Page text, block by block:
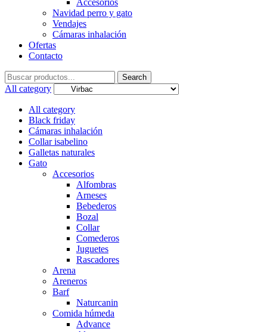
Accesorios
Navidad perro y gato
Vendajes
Cámaras inhalación
Ofertas
Contacto
Search
for:
Search
All category
All category
Black friday
Cámaras inhalación
Collar isabelino
Galletas naturales
Gato
Accesorios
Alfombras
Arneses
Bebederos
Bozal
Collar
Comederos
Juguetes
Rascadores
Arena
Areneros
Barf
Naturcanin
Comida húmeda
Advance